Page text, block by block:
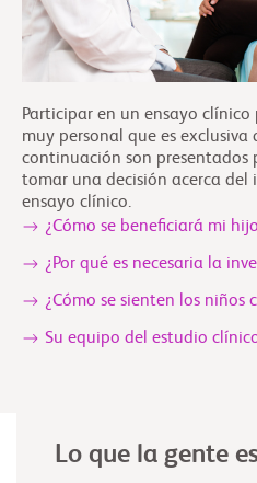
Participar en un ensayo
muy personal que es
continuación son presentados
tomar una decisión acerca del
ensayo clínico.
¿Cómo se beneficiará mi
¿Por qué es necesaria la
¿Cómo se sienten los niños
Su equipo del estudio
Lo que la gente